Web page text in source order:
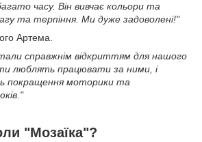
часу. Він вивчає кольори та
та терпіння. Ми дуже задоволені!"
Артема.
справжнім відкриттям для нашого
люблять працювати за ними, і
покращення моторики та
"Мозаїка"?